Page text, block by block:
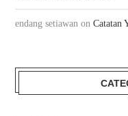
endang setiawan on Catatan